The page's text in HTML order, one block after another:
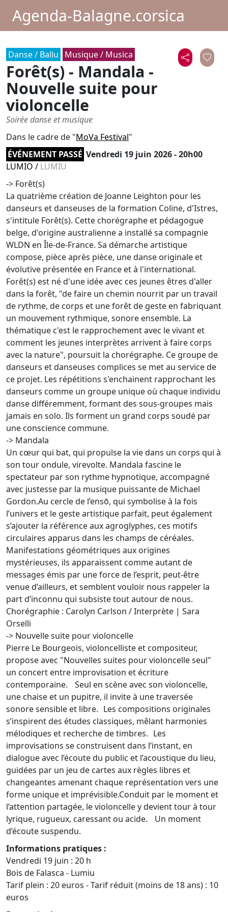
Agenda-Balagne.corsica
Danse / Ballu Musique / Musica
Forêt(s) - Mandala -
Nouvelle suite pour
violoncelle
Soirée danse et musique
Dans le cadre de "MoVa Festival"
ÉVÉNEMENT PASSÉ Vendredi 19 juin 2026 - 20h00
LUMIO / LUMIU
-> Forêt(s)
La quatrième création de Joanne Leighton pour les
danseurs et danseuses de la formation Coline, d'Istres,
s'intitule Forêt(s). Cette chorégraphe et pédagogue
belge, d'origine australienne a installé sa compagnie
WLDN en Île-de-France. Sa démarche artistique
compose, pièce après pièce, une danse originale et
évolutive présentée en France et à l'international.
Forêt(s) est né d'une idée avec ces jeunes êtres d'aller
dans la forêt, "de faire un chemin nourrit par un travail
de rythme, de corps et une forêt de geste en fabriquant
un mouvement rythmique, sonore ensemble. La
thématique c'est le rapprochement avec le vivant et
comment les jeunes interprètes arrivent à faire corps
avec la nature", poursuit la chorégraphe. Ce groupe de
danseurs et danseuses complices se met au service de
ce projet. Les répétitions s'enchainent rapprochant les
danseurs comme un groupe unique où chaque individu
danse différemment, formant des sous-groupes mais
jamais en solo. Ils forment un grand corps soudé par
une conscience commune.
-> Mandala
Un cœur qui bat, qui propulse la vie dans un corps qui à
son tour ondule, virevolte. Mandala fascine le
spectateur par son rythme hypnotique, accompagné
avec justesse par la musique puissante de Michael
Gordon.Au cercle de l’ensō, qui symbolise à la fois
l’univers et le geste artistique parfait, peut également
s’ajouter la référence aux agroglyphes, ces motifs
circulaires apparus dans les champs de céréales.
Manifestations géométriques aux origines
mystérieuses, ils apparaissent comme autant de
messages émis par une force de l’esprit, peut-être
venue d’ailleurs, et semblent vouloir nous rappeler la
part d’inconnu qui subsiste tout autour de nous.
Chorégraphie : Carolyn Carlson / Interprète | Sara
Orselli
-> Nouvelle suite pour violoncelle
Pierre Le Bourgeois, violoncelliste et compositeur,
propose avec "Nouvelles suites pour violoncelle seul"
un concert entre improvisation et écriture
contemporaine. Seul en scène avec son violoncelle,
une chaise et un pupitre, il invite à une traversée
sonore sensible et libre. Les compositions originales
s’inspirent des études classiques, mêlant harmonies
mélodiques et recherche de timbres. Les
improvisations se construisent dans l’instant, en
dialogue avec l’écoute du public et l’acoustique du lieu,
guidées par un jeu de cartes aux règles libres et
changeantes amenant chaque représentation vers une
forme unique et imprévisible.Conduit par le moment et
l’attention partagée, le violoncelle y devient tour à tour
lyrique, rugueux, caressant ou acide. Un moment
d’écoute suspendu.
Informations pratiques :
Vendredi 19 juin : 20 h
Bois de Falasca - Lumiu
Tarif plein : 20 euros - Tarif réduit (moins de 18 ans) : 10
euros